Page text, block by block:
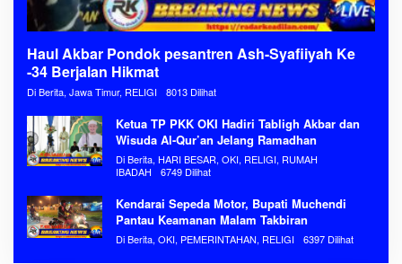
Haul Akbar Pondok pesantren Ash-Syafiiyah Ke
-34 Berjalan Hikmat
Di Berita, Jawa Timur, RELIGI 8013 Dilihat
Ketua TP PKK OKI Hadiri Tabligh Akbar dan
Wisuda Al-Qur’an Jelang Ramadhan
Di Berita, HARI BESAR, OKI, RELIGI, RUMAH
IBADAH
6749 Dilihat
Kendarai Sepeda Motor, Bupati Muchendi
Pantau Keamanan Malam Takbiran
Di Berita, OKI, PEMERINTAHAN, RELIGI 6397 Dilihat